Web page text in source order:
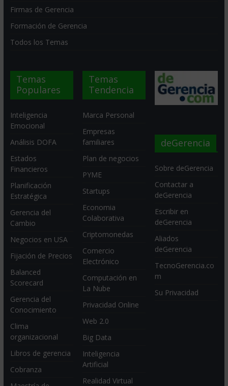
Firmas de Gerencia
Formación de Gerencia
Todos los Temas
Temas
Populares
Inteligencia
Emocional
Análisis DOFA
Estados
Financieros
Planificación
Estratégica
Gerencia del
Cambio
Negocios en USA
Fijación de Precios
Balanced
Scorecard
Gerencia del
Conocimiento
Clima
organizacional
Libros de gerencia
Cobranza
Temas
Tendencia
Marca Personal
Empresas
familiares
Plan de negocios
PYME
Startups
Economia
Colaborativa
Criptomonedas
Comercio
Electrónico
Computación en
La Nube
Privacidad Online
Web 2.0
Big Data
Inteligencia
Artificial
Realidad Virtual
deGerencia
Sobre deGerencia
Contactar a
deGerencia
Escribir en
deGerencia
Aliados
deGerencia
TecnoGerencia.co
m
Su Privacidad